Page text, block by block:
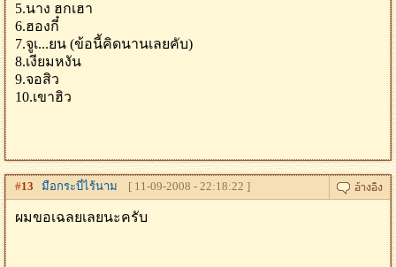
5.นาง ฮกเฮา
6.ฮองกี๋
7.จูเ...ยน (ข้อนี้คิดนานเลยคับ)
8.เงียมหงัน
9.จอสิว
10.เขาฮิว
#13 มือกระบี่ไร้นาม [ 11-09-2008 - 22:18:22 ]
ผมขอเฉลยเลยนะครับ